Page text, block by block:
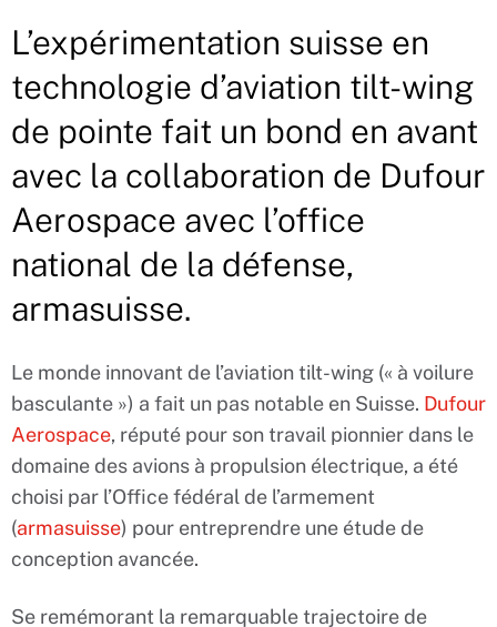
L’expérimentation suisse en
technologie d’aviation tilt-wing
de pointe fait un bond en avant
avec la collaboration de Dufour
Aerospace avec l’office
national de la défense,
armasuisse.
Le monde innovant de l’aviation tilt-wing (« à voilure
basculante ») a fait un pas notable en Suisse. Dufour
Aerospace, réputé pour son travail pionnier dans le
domaine des avions à propulsion électrique, a été
choisi par l’Office fédéral de l’armement
(armasuisse) pour entreprendre une étude de
conception avancée.
Se remémorant la remarquable trajectoire de